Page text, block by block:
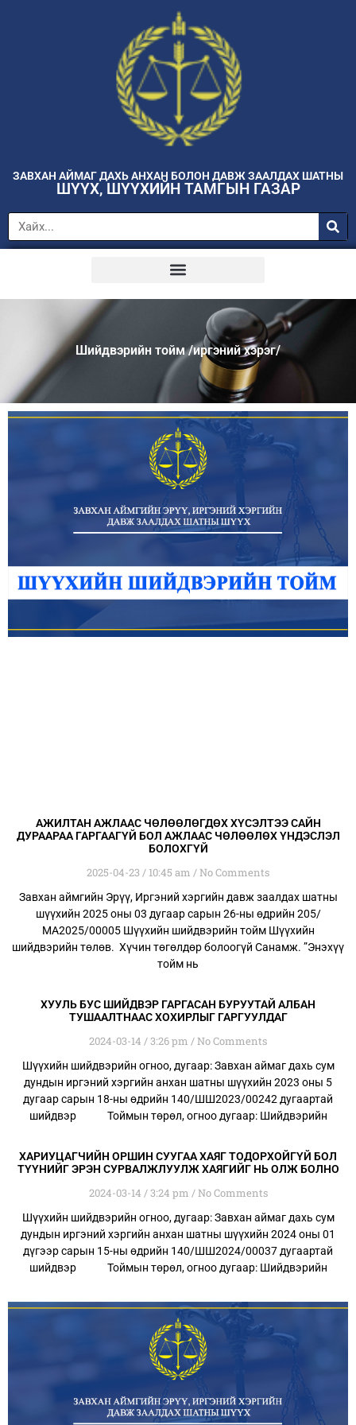
ЗАВХАН АЙМАГ ДАХЬ АНХАН БОЛОН ДАВЖ ЗААЛДАХ ШАТНЫ
ШҮҮХ, ШҮҮХИЙН ТАМГЫН ГАЗАР
Шийдвэрийн тойм /иргэний хэрэг/
АЖИЛТАН АЖЛААС ЧӨЛӨӨЛӨГДӨХ ХҮСЭЛТЭЭ САЙН
ДУРААРАА ГАРГААГҮЙ БОЛ АЖЛААС ЧӨЛӨӨЛӨХ ҮНДЭСЛЭЛ
БОЛОХГҮЙ
2025-04-23 10:45 am No Comments
Завхан аймгийн Эрүү, Иргэний хэргийн давж заалдах шатны
шүүхийн 2025 оны 03 дугаар сарын 26-ны өдрийн 205/
МА2025/00005 Шүүхийн шийдвэрийн тойм Шүүхийн
шийдвэрийн төлөв. Хүчин төгөлдөр болоогүй Санамж. ”Энэхүү
тойм нь
ХУУЛЬ БУС ШИЙДВЭР ГАРГАСАН БУРУУТАЙ АЛБАН
ТУШААЛТНААС ХОХИРЛЫГ ГАРГУУЛДАГ
2024-03-14 3:26 pm No Comments
Шүүхийн шийдвэрийн огноо, дугаар: Завхан аймаг дахь сум
дундын иргэний хэргийн анхан шатны шүүхийн 2023 оны 5
дугаар сарын 18-ны өдрийн 140/ШШ2023/00242 дугаартай
шийдвэр Тоймын төрөл, огноо дугаар: Шийдвэрийн
ХАРИУЦАГЧИЙН ОРШИН СУУГАА ХАЯГ ТОДОРХОЙГҮЙ БОЛ
ТҮҮНИЙГ ЭРЭН СУРВАЛЖЛУУЛЖ ХАЯГИЙГ НЬ ОЛЖ БОЛНО
2024-03-14 3:24 pm No Comments
Шүүхийн шийдвэрийн огноо, дугаар: Завхан аймаг дахь сум
дундын иргэний хэргийн анхан шатны шүүхийн 2024 оны 01
дүгээр сарын 15-ны өдрийн 140/ШШ2024/00037 дугаартай
шийдвэр Тоймын төрөл, огноо дугаар: Шийдвэрийн